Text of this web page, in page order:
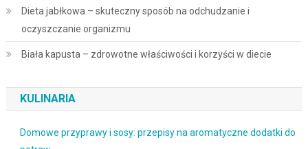
Dieta jabłkowa – skuteczny sposób na odchudzanie i
oczyszczanie organizmu
Biała kapusta – zdrowotne właściwości i korzyści w diecie
KULINARIA
Domowe przyprawy i sosy: przepisy na aromatyczne dodatki do